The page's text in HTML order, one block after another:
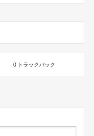
0 トラックバック